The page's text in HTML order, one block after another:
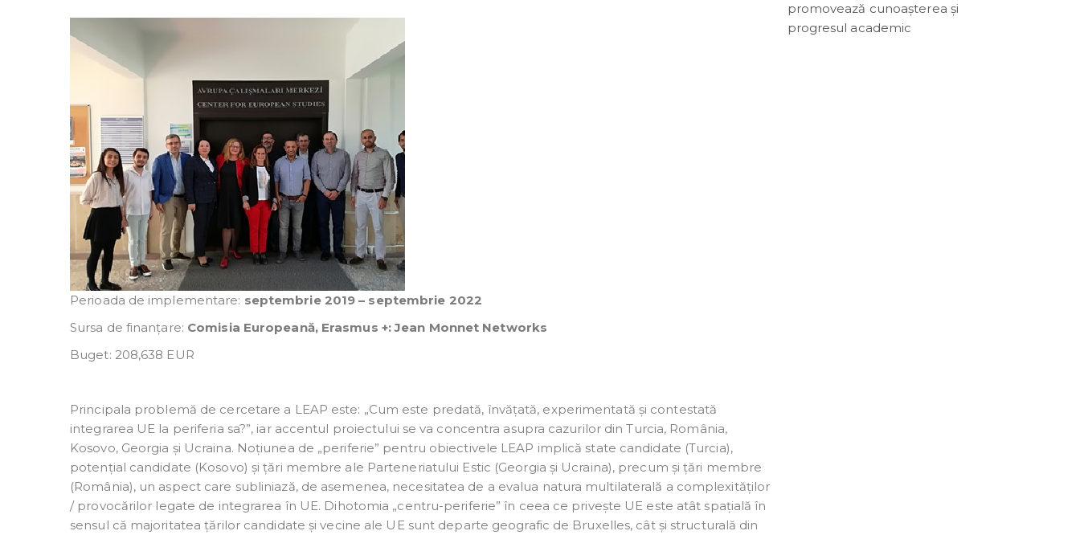
Perioada de implementare: septembrie 2019 – septembrie 2022
Sursa de finanțare: Comisia Europeană, Erasmus +: Jean Monnet Networks
Buget: 208,638 EUR
Principala problemă de cercetare a LEAP este: „Cum este predată, învățată, experimentată și contestată
integrarea UE la periferia sa?”, iar accentul proiectului se va concentra asupra cazurilor din Turcia, România,
Kosovo, Georgia și Ucraina. Noțiunea de „periferie” pentru obiectivele LEAP implică state candidate (Turcia),
potențial candidate (Kosovo) și țări membre ale Parteneriatului Estic (Georgia și Ucraina), precum și țări membre
(România), un aspect care subliniază, de asemenea, necesitatea de a evalua natura multilaterală a complexităților
/ provocărilor legate de integrarea în UE. Dihotomia „centru-periferie” în ceea ce privește UE este atât spațială în
sensul că majoritatea țărilor candidate și vecine ale UE sunt departe geografic de Bruxelles, cât și structurală din
promovează cunoașterea și
progresul academic